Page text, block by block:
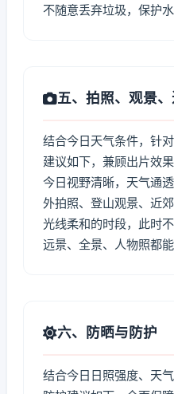
不随意丢弃垃圾，保护
五、拍照、观景
结合今日天气条件，针
建议如下，兼顾出片效果
今日视野清晰，天气通
外拍照、登山观景、近
光线柔和的时段，此时
远景、全景、人物照都能
六、防晒与防护
结合今日日照强度、天